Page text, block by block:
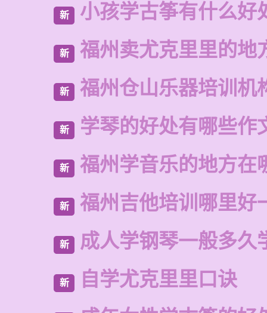
新 小孩学古筝有什么好
新 福州卖尤克里里的地
新 福州仓山乐器培训机
新 学琴的好处有哪些作
新 福州学音乐的地方在
新 福州吉他培训哪里好
新 成人学钢琴一般多久
新 自学尤克里里口诀